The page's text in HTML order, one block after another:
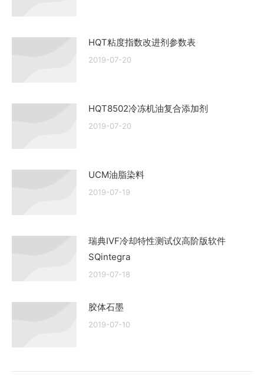
HQT粘度指数改进剂参数表
2019-07-20
HQT8502冷冻机油复合添加剂
2019-07-20
UCM油脂染料
2019-07-19
瑞典IVF冷却特性测试仪高阶版软件
SQintegra
2019-07-18
胶体石墨
2019-07-10